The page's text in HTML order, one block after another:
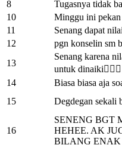
8
Tugasnya tidak
10
Minggu ini pekan
11
Senang dapat
12
pgn konselin sm
13
Senang karena
untuk
14
Biasa biasa aja
15 Degdegan sekali
16
SENENG BGT
HEHEE. AK
BILANG ENAK